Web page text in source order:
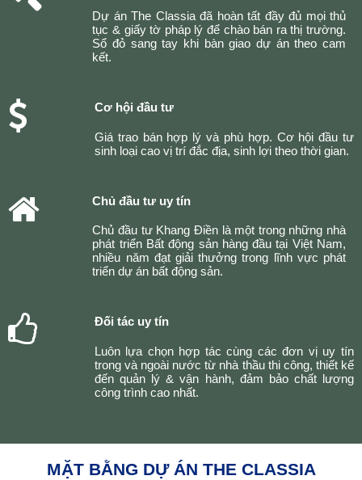
Dự án The Classia đã hoàn tất đầy đủ mọi thủ
tục & giấy tờ pháp lý để chào bán ra thị trường.
Sổ đỏ sang tay khi bàn giao dự án theo cam
kết.
Cơ hội đầu tư
Giá trao bán hợp lý và phù hợp. Cơ hội đầu tư
sinh loại cao vị trí đắc địa, sinh lợi theo thời gian.
Chủ đầu tư uy tín
Chủ đầu tư Khang Điền là một trong những nhà
phát triển Bất động sản hàng đầu tại Việt Nam,
nhiều năm đạt giải thưởng trong lĩnh vực phát
triển dự án bất động sản.
Đối tác uy tín
Luôn lựa chọn hợp tác cùng các đơn vị uy tín
trong và ngoài nước từ nhà thầu thi công, thiết kế
đến quản lý & vận hành, đảm bảo chất lượng
công trình cao nhất.
MẶT BẰNG DỰ ÁN THE CLASSIA